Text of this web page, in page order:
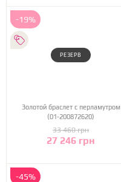
-19%
РЕЗЕРВ
Золотой браслет с перламутром
(01-200872620)
27 246 грн
33 460 грн
-45%